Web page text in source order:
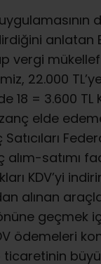
vergi
22.000
18 = 3.600
elde
satımı
KDV’yi
alınan
geçmek
ödemeleri
ticaretinin